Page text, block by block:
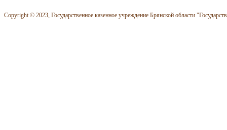
Copyright © 2023, Государственное казенное учреждение Брянской области